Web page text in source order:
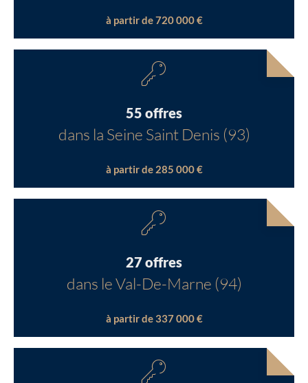
à partir de 720 000 €
55 offres
dans la Seine Saint Denis (93)
à partir de 285 000 €
27 offres
dans le Val-De-Marne (94)
à partir de 337 000 €